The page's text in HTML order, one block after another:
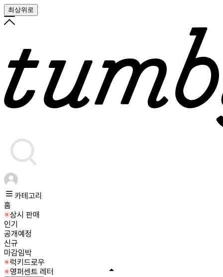
최상위로
카테고리
홈
상시 판매
인기
공개예정
신규
마감임박
럭키드로우
영퍼센트 레터